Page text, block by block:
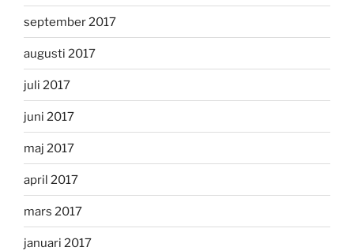
september 2017
augusti 2017
juli 2017
juni 2017
maj 2017
april 2017
mars 2017
januari 2017